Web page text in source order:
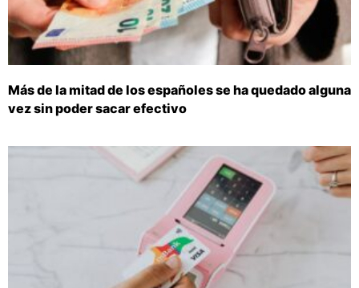
Más de la mitad de los españoles se ha quedado alguna
vez sin poder sacar efectivo